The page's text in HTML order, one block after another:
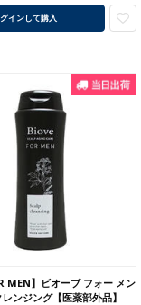
インして購入
MEN】ビオーブ フォー メン
ンジング【医薬部外品】